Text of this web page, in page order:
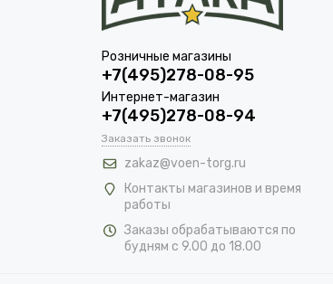
Розничные магазины
+7(495)278-08-95
Интернет-магазин
+7(495)278-08-94
Заказать звонок
zakaz@voen-torg.ru
Контакты магазинов и время
работы
Заказы обрабатываются по
будням с 9.00 до 18.00